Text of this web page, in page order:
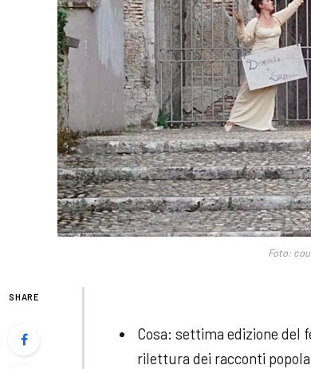
Foto:
SHARE
Cosa: settima edizione
rilettura dei racconti